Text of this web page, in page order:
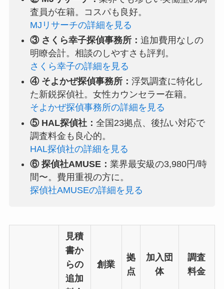
査員が在籍。コスパも良好。
MJリサーチの詳細を見る
③ さくら幸子探偵事務所： 追加費用なしの
明瞭会計。相談のしやすさも評判。
さくら幸子の詳細を見る
④ そよかぜ探偵事務所： 浮気調査に特化し
た新鋭探偵社。女性カウンセラー在籍。
そよかぜ探偵事務所の詳細を見る
⑤ HAL探偵社： 全国23拠点、後払い対応で
調査料金も良心的。
HAL探偵社の詳細を見る
⑥ 探偵社AMUSE： 業界最安級の3,980円/時
間〜。費用重視の方に。
探偵社AMUSEの詳細を見る
見積
書か
らの
追加
創業
拠
点
加入団
体
調査
料金